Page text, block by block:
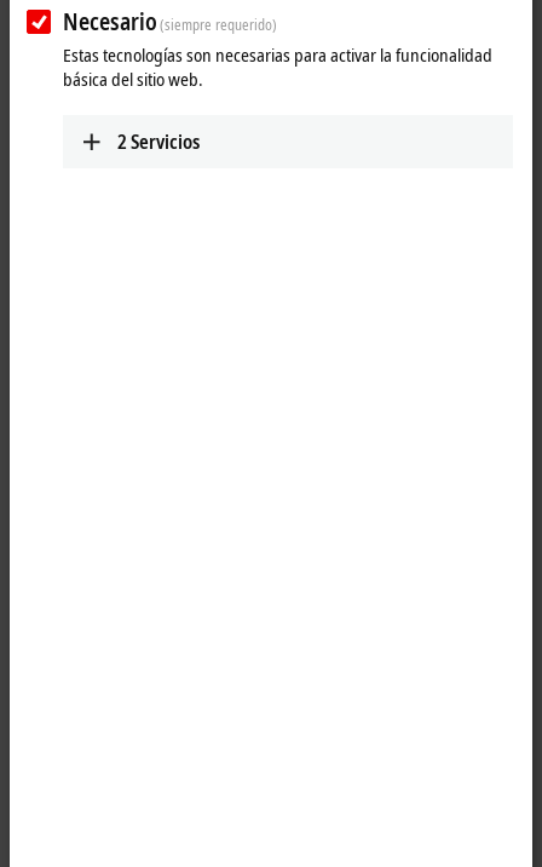
Reset all filter values
Results:
Necesario(siempre requerido)
Estas tecnologías son necesarias para activar la funcionalidad
básica del sitio web.
2Servicios